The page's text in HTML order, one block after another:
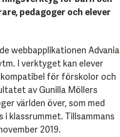
pedagoger och elever
webbapplikationen Advania
I verktyget kan elever
kompatibel för förskolor och
av Gunilla Möllers
världen över, som med
klassrummet. Tillsammans
2019.